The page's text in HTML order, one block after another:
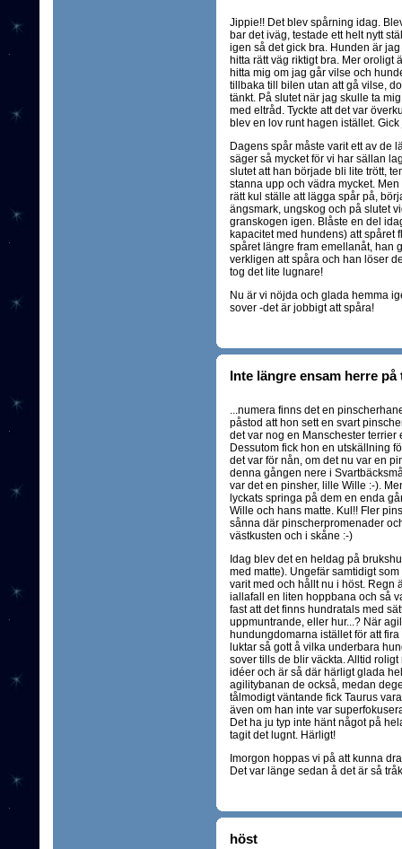
Jippie!! Det blev spårning idag.
bar det iväg, testade ett helt nytt
igen så det gick bra. Hunden är
hitta rätt väg riktigt bra. Mer oroligt
hitta mig om jag går vilse och
tillbaka till bilen utan att gå vilse,
tänkt. På slutet när jag skulle ta
med eltråd. Tyckte att det var
blev en lov runt hagen istället.
Dagens spår måste varit ett av de
säger så mycket för vi har sällan
slutet att han började bli lite trött,
stanna upp och vädra mycket.
rätt kul ställe att lägga spår på,
ängsmark, ungskog och på slutet
granskogen igen. Blåste en del
kapacitet med hundens) att spåret
spåret längre fram emellanåt, han
verkligen att spåra och han löser
tog det lite lugnare!
Nu är vi nöjda och glada hemma
sover -det är jobbigt att spåra!
Inte längre ensam herre på
...numera finns det en
påstod att hon sett en svart
det var nog en Manschester
Dessutom fick hon en utskällning
det var för nån, om det nu var en
denna gången nere i
var det en pinsher, lille Wille :-).
lyckats springa på dem en enda
Wille och hans matte. Kul!! Fler
sånna där pinscherpromenader
västkusten och i skåne :-)
Idag blev det en heldag på
med matte). Ungefär samtidigt
varit med och hållt nu i höst. Regn
iallafall en liten hoppbana och så
fast att det finns hundratals med
uppmuntrande, eller hur...? När
hundungdomarna istället för att
luktar så gott å vilka underbara
sover tills de blir väckta. Alltid
idéer och är så där härligt glada
agilitybanan de också, medan
tålmodigt väntande fick Taurus
även om han inte var
Det ha ju typ inte hänt något på
tagit det lugnt. Härligt!
Imorgon hoppas vi på att kunna
Det var länge sedan å det är så
höst